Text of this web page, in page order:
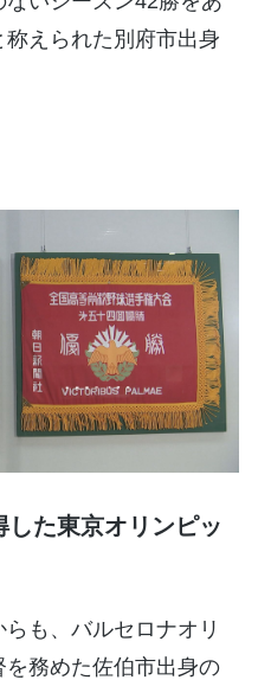
えられた別府市出身
た東京オリンピッ
も、バルセロナオリ
務めた佐伯市出身の